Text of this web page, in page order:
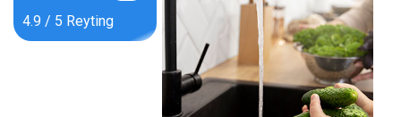
4.9 / 5 Reyting